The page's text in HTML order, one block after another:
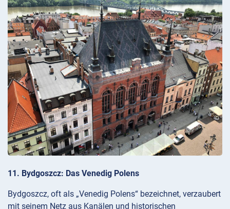
11. Bydgoszcz: Das Venedig Polens
Bydgoszcz, oft als „Venedig Polens“ bezeichnet, verzaubert
mit seinem Netz aus Kanälen und historischen